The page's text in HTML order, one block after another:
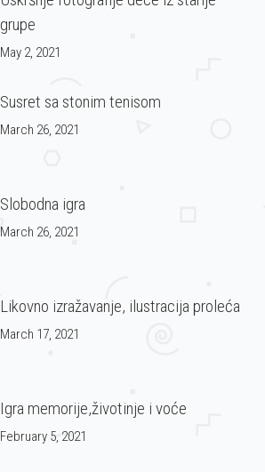
grupe
May 2, 2021
Susret sa stonim tenisom
March 26, 2021
Slobodna igra
March 26, 2021
Likovno izražavanje, ilustracija proleća
March 17, 2021
Igra memorije,životinje i voće
February 5, 2021